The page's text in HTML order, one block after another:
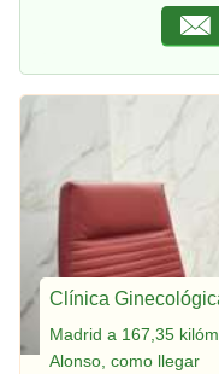
Clínica
Madrid a 167,35
Alonso, como llegar